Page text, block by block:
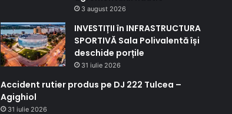
3 august 2026
INVESTIȚII în INFRASTRUCTURA
SPORTIVĂ Sala Polivalentă își
deschide porțile
31 iulie 2026
Accident rutier produs pe DJ 222 Tulcea –
Agighiol
31 iulie 2026